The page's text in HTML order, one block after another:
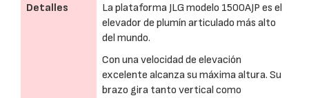
Detalles
La plataforma JLG modelo 1500AJP es el
elevador de plumín articulado más alto
del mundo.
Con una velocidad de elevación
excelente alcanza su máxima altura. Su
brazo gira tanto vertical como